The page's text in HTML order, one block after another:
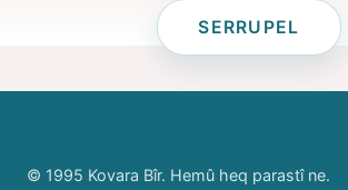
SERRUPEL
© 1995 Kovara Bîr. Hemû heq parastî ne.